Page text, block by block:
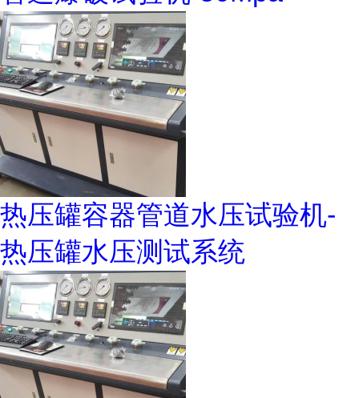
热压罐容器管道水压试验机-
热压罐水压测试系统